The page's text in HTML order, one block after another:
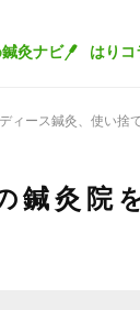
灸ナビ はりコ
ディース鍼灸、使い捨
鍼灸院